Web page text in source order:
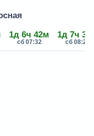
1д 6ч 42м
сб 07:32
1д 7ч
сб 08:29